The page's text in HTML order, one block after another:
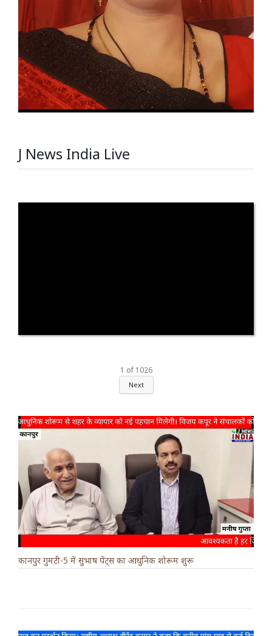
J News India Live
1 of 1026
Next
कानपुर गुमटी-5 में सुभाष पेंट्स का आधुनिक शोरूम शुरू